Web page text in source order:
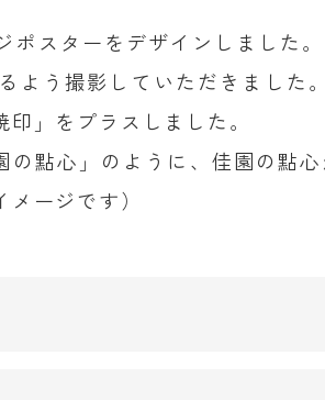
スターをデザインしました
よう撮影していただきました
」をプラスしました。
點心」のように、佳園の點
ージです）